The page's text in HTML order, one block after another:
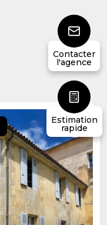
Contacter
l'agence
Estimation
rapide